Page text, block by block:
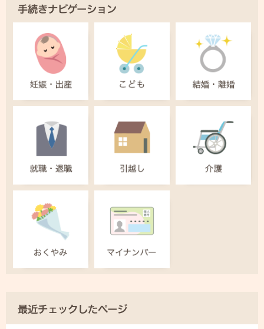
手続きナビゲーション
最近チェックしたページ